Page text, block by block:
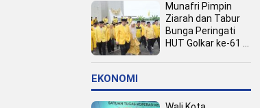
Munafri Pimpin
Ziarah dan Tabur
Bunga Peringati
HUT Golkar ke-61 di
EKONOMI